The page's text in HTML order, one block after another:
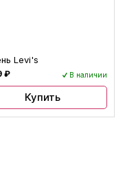
Levi's
₽ В наличии
Купить